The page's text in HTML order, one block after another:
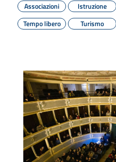
Associazioni
Istruzione
Tempo libero
Turismo